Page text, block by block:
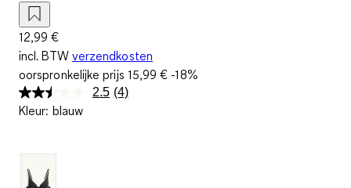
12,99 €
incl. BTW verzendkosten
oorspronkelijke prijs 15,99 € -18%
2.5 Lees
(4)
Kleur: blauw